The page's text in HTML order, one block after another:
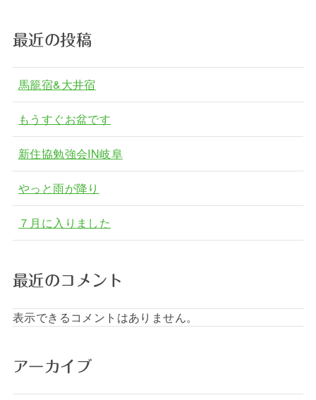
最近の投稿
馬籠宿&大井宿
もうすぐお盆です
新住協勉強会IN岐阜
やっと雨が降り
７月に入りました
最近のコメント
表示できるコメントはありません。
アーカイブ